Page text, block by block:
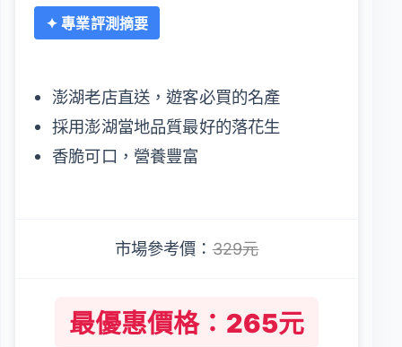
✦ 專業評測摘要
澎湖老店直送，遊客必買的名產
採用澎湖當地品質最好的落花生
香脆可口，營養豐富
市場參考價：329元
最優惠價格：265元